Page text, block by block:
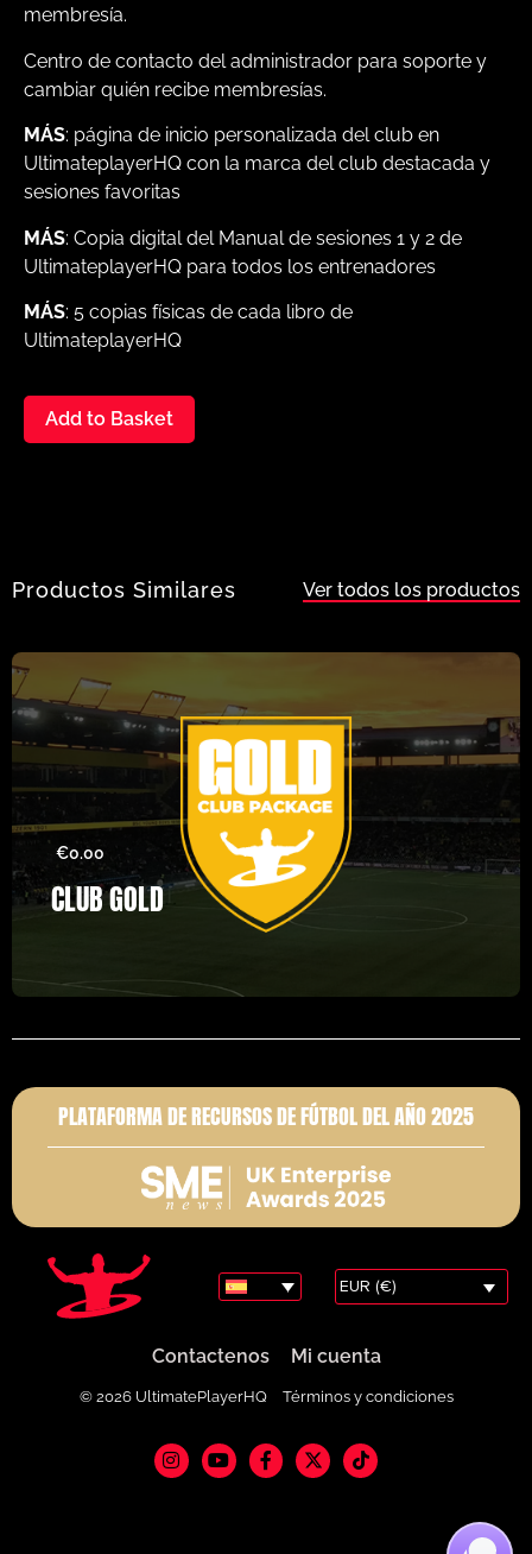
membresía.
Centro de contacto del administrador para soporte y
cambiar quién recibe membresías.
MÁS: página de inicio personalizada del club en
UltimateplayerHQ con la marca del club destacada y
sesiones favoritas
MÁS: Copia digital del Manual de sesiones 1 y 2 de
UltimateplayerHQ para todos los entrenadores
MÁS: 5 copias físicas de cada libro de
UltimateplayerHQ
Add to Basket
Productos Similares Ver todos los productos
€0.00
CLUB GOLD
PLATAFORMA DE RECURSOS DE FÚTBOL DEL AÑO 2025
EUR (€)
Contactenos Mi cuenta
© 2026 UltimatePlayerHQ Términos y condiciones